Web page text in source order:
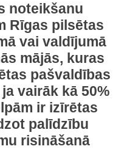
noteikšanu
Rīgas pilsētas
vai valdījumā
mājās, kuras
pašvaldības
vairāk kā 50%
ir izīrētas
palīdzību
risināšanā